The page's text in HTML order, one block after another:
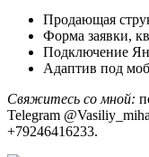
Продающая
Форма заявки,
Подключение
Адаптив под
Свяжитесь со мной:
Telegram
+79246416233.